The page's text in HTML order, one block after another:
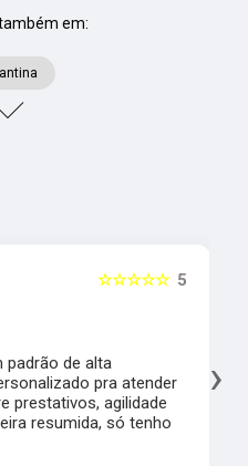
em:
5
☆☆☆☆☆
de alta
pra atender
prestativos, agilidade
resumida, só tenho
›